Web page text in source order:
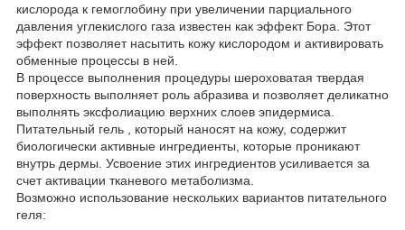
кислорода к гемоглобину при увеличении парциального
давления углекислого газа известен как эффект Бора. Этот
эффект позволяет насытить кожу кислородом и активировать
обменные процессы в ней.
В процессе выполнения процедуры шероховатая твердая
поверхность выполняет роль абразива и позволяет деликатно
выполнять эксфолиацию верхних слоев эпидермиса.
Питательный гель , который наносят на кожу, содержит
биологически активные ингредиенты, которые проникают
внутрь дермы. Усвоение этих ингредиентов усиливается за
счет активации тканевого метаболизма.
Возможно использование нескольких вариантов питательного
геля: